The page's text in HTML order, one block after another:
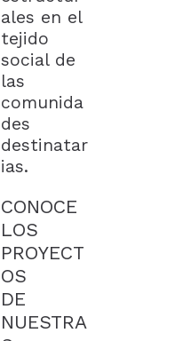
ales en el
tejido
social de
las
comunida
des
destinatar
ias.
CONOCE
LOS
PROYECT
OS
DE
NUESTRA